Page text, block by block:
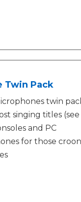
Twin Pack
twin
singing titles
and PC
for those